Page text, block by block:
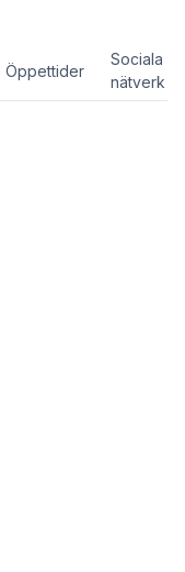
Öppettider
Sociala
nätverk